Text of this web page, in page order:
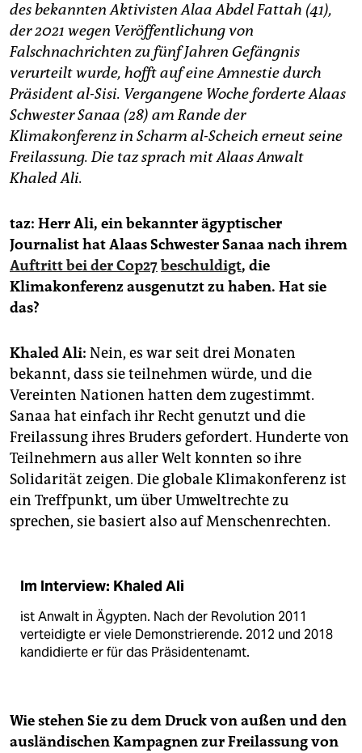
genossenschaft
epaper login
des bekannten Aktivisten Alaa Abdel Fattah (41),
der 2021 wegen Veröffentlichung von
Falschnachrichten zu fünf Jahren Gefängnis
verurteilt wurde, hofft auf eine Amnestie durch
Präsident al-Sisi. Vergangene Woche forderte Alaas
Schwester Sanaa (28) am Rande der
Klimakonferenz in Scharm al-Scheich erneut seine
Freilassung. Die taz sprach mit Alaas Anwalt
Khaled Ali.
taz: Herr Ali, ein bekannter ägyptischer
Journalist hat Alaas Schwester Sanaa nach ihrem
Auftritt bei der Cop27beschuldigt, die
Klimakonferenz ausgenutzt zu haben. Hat sie
das?
Khaled Ali: Nein, es war seit drei Monaten
bekannt, dass sie teilnehmen würde, und die
Vereinten Nationen hatten dem zugestimmt.
Sanaa hat einfach ihr Recht genutzt und die
Freilassung ihres Bruders gefordert. Hunderte von
Teilnehmern aus aller Welt konnten so ihre
Solidarität zeigen. Die globale Klimakonferenz ist
ein Treffpunkt, um über Umweltrechte zu
sprechen, sie basiert also auf Menschenrechten.
Im Interview: Khaled Ali
ist Anwalt in Ägypten. Nach der Revolution 2011
verteidigte er viele Demonstrierende. 2012 und 2018
kandidierte er für das Präsidentenamt.
Wie stehen Sie zu dem Druck von außen und den
ausländischen Kampagnen zur Freilassung von